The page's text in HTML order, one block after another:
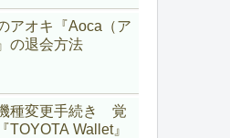
アオキ『Aoca（ア
の退会方法
種変更手続き 覚
TOYOTA Wallet』